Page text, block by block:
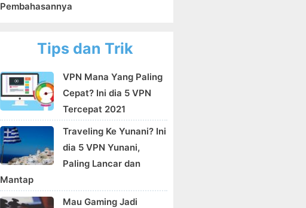
Pembahasannya
Tips dan Trik
VPN Mana Yang Paling
Cepat? Ini dia 5 VPN
Tercepat 2021
Traveling Ke Yunani? Ini
dia 5 VPN Yunani,
Paling Lancar dan
Mantap
Mau Gaming Jadi